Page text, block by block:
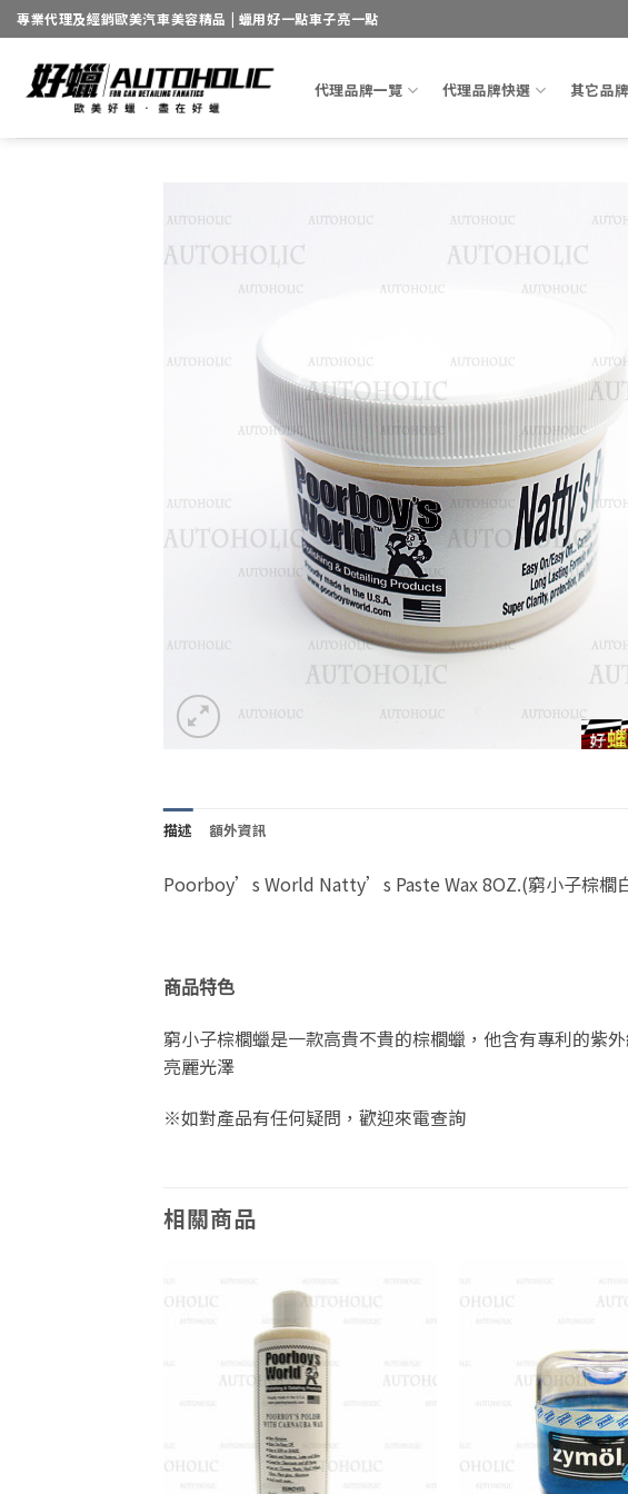
Skip
to
content
專業代理及經銷歐美汽車美容精品 | 蠟用好一點車子亮一點
代理品牌一覽 代理品牌快選 其它品牌
描述 額外資訊
Poorboy’s World Natty’s Paste Wax 8OZ.(窮小子棕櫚
商品特色
窮小子棕櫚蠟是一款高貴不貴的棕櫚蠟，他含有專利的紫
亮麗光澤
※如對產品有任何疑問，歡迎來電查詢
相關商品